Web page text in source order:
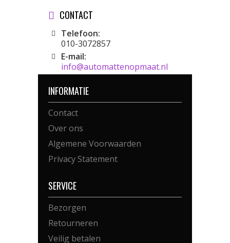
CONTACT
Telefoon:
010-3072857
E-mail:
info@automattenopmaat.nl
INFORMATIE
Contact
Over ons
Algemene Voorwaarden
Privacy Statement
SERVICE
Bezorgen
Retourneren
Veilig betalen